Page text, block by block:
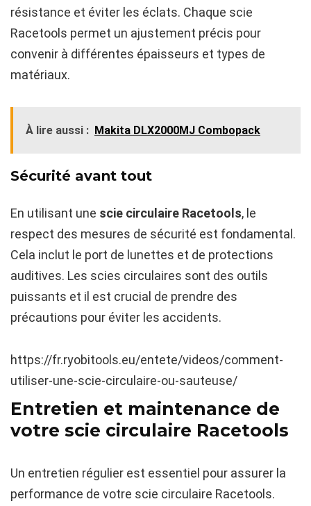
résistance et éviter les éclats. Chaque scie
Racetools permet un ajustement précis pour
convenir à différentes épaisseurs et types de
matériaux.
À lire aussi : Makita DLX2000MJ Combopack
Sécurité avant tout
En utilisant une scie circulaire Racetools, le
respect des mesures de sécurité est fondamental.
Cela inclut le port de lunettes et de protections
auditives. Les scies circulaires sont des outils
puissants et il est crucial de prendre des
précautions pour éviter les accidents.
https://fr.ryobitools.eu/entete/videos/comment-
utiliser-une-scie-circulaire-ou-sauteuse/
Entretien et maintenance de
votre scie circulaire Racetools
Un entretien régulier est essentiel pour assurer la
performance de votre scie circulaire Racetools.